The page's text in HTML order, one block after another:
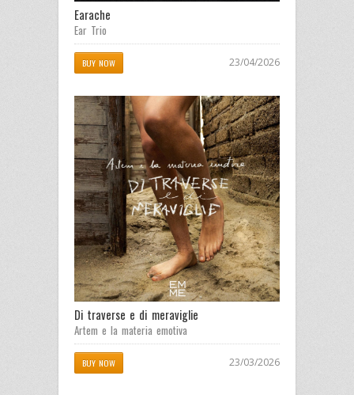
Earache
Ear Trio
BUY NOW 23/04/2026
Di traverse e di meraviglie
Artem e la materia emotiva
BUY NOW 23/03/2026